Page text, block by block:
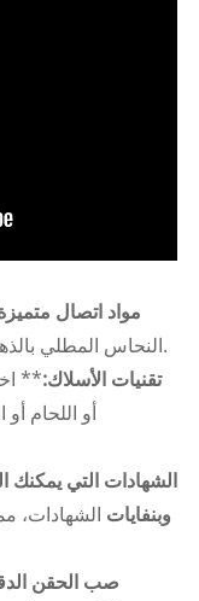
مواد اتصال
النحاس المطلي بالذهب، مما يوفر توصيلًا فائقًا ومقاومة للتآكل.
تقنيات الأسلاك:**
أو اللحام
الشهادات التي يمكنك
وبنفايات الشهادات،
صب الحقن